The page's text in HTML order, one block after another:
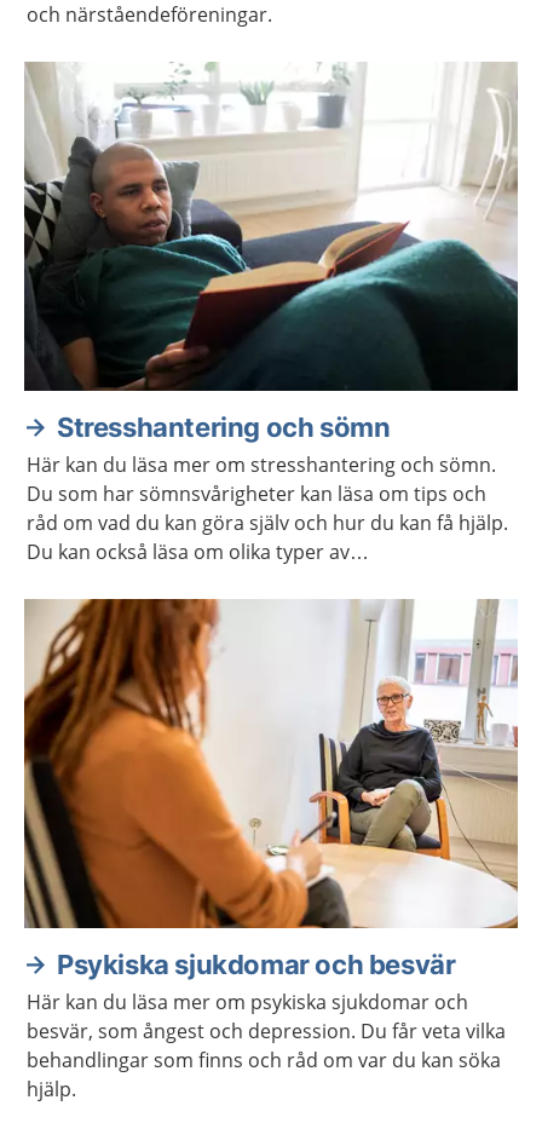
och närståendeföreningar.
Stresshantering och sömn
Här kan du läsa mer om stresshantering och sömn.
Du som har sömnsvårigheter kan läsa om tips och
råd om vad du kan göra själv och hur du kan få hjälp.
Du kan också läsa om olika typer av
avslappningsövningar.
Psykiska sjukdomar och besvär
Här kan du läsa mer om psykiska sjukdomar och
besvär, som ångest och depression. Du får veta vilka
behandlingar som finns och råd om var du kan söka
hjälp.